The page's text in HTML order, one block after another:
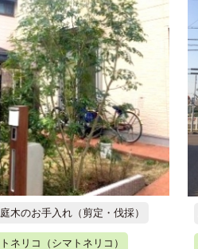
庭木のお手入れ（剪定・伐採）
トネリコ（シマトネリコ）